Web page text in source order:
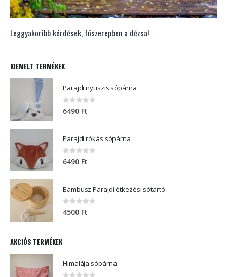
Leggyakoribb kérdések, főszerepben a dézsa!
KIEMELT TERMÉKEK
Parajdi nyuszis sópárna
0 out of 5
6490 Ft
Parajdi rókás sópárna
0 out of 5
6490 Ft
Bambusz Parajdi étkezési sótartó
0out of 5
4500 Ft
AKCIÓS TERMÉKEK
Himalája sópárna